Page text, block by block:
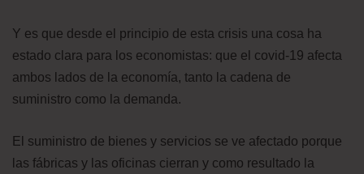
Y es que desde el principio de esta crisis una cosa ha
estado clara para los economistas: que el covid-19 afecta
ambos lados de la economía, tanto la cadena de
suministro como la demanda.
El suministro de bienes y servicios se ve afectado porque
las fábricas y las oficinas cierran y como resultado la